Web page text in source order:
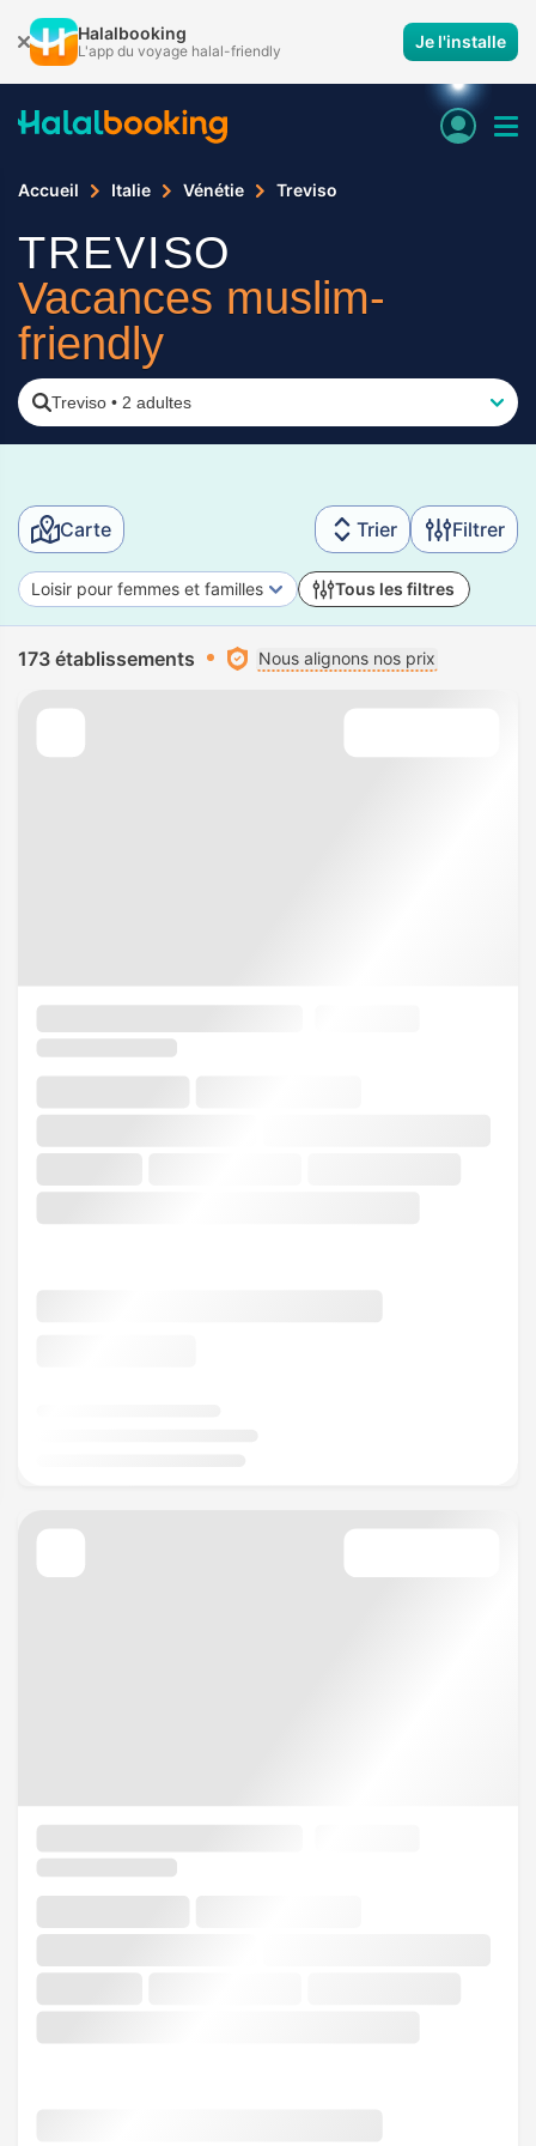
Halalbooking
L'app du voyage halal-friendly Je l'installe
Accueil Italie Vénétie Treviso
TREVISO
Vacances muslim-
friendly
Treviso • 2 adultes
Carte Trier Filtrer
Loisir pour femmes et familles Tous les filtres
173 établissements Nous alignons nos prix